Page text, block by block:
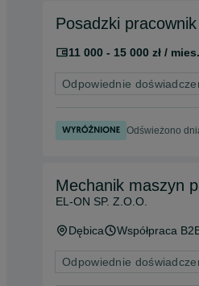
Posadzki
11 000 - 15 000 zł /
Odpowiednie
Odświeżono
Mechanik maszyn
EL-ON SP. Z.O.O.
Dębica Współpraca
Odpowiednie